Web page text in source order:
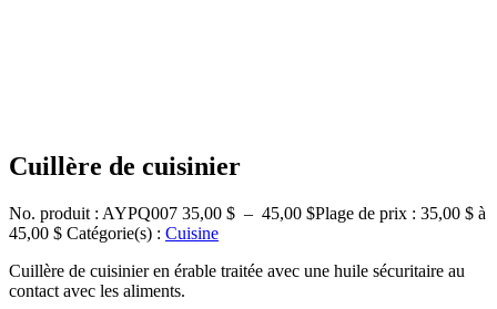
Cuillère de cuisinier
No. produit : AYPQ007 35,00 $ – 45,00 $Plage de prix : 35,00 $ à
45,00 $ Catégorie(s) : Cuisine
Cuillère de cuisinier en érable traitée avec une huile sécuritaire au
contact avec les aliments.